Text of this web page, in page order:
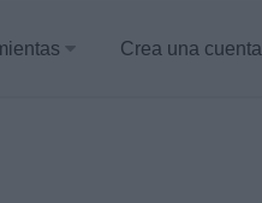
Crea una cuenta